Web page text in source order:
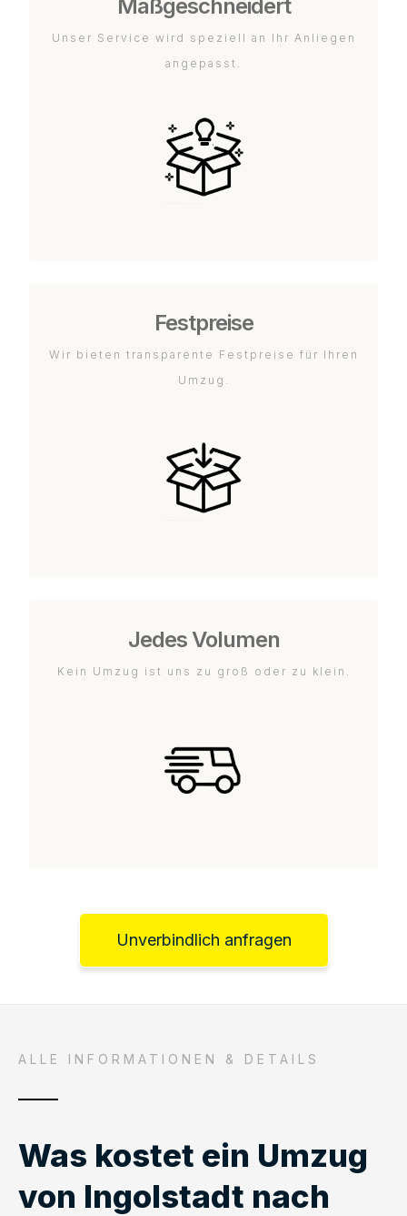
Maßgeschneidert
Unser Service wird speziell an Ihr Anliegen
angepasst.
Festpreise
Wir bieten transparente Festpreise für Ihren
Umzug.
Jedes Volumen
Kein Umzug ist uns zu groß oder zu klein.
Unverbindlich anfragen
ALLE INFORMATIONEN & DETAILS
Was kostet ein Umzug
von Ingolstadt nach